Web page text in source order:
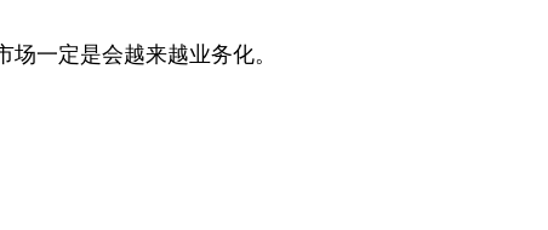
一定是会越来越业务化。